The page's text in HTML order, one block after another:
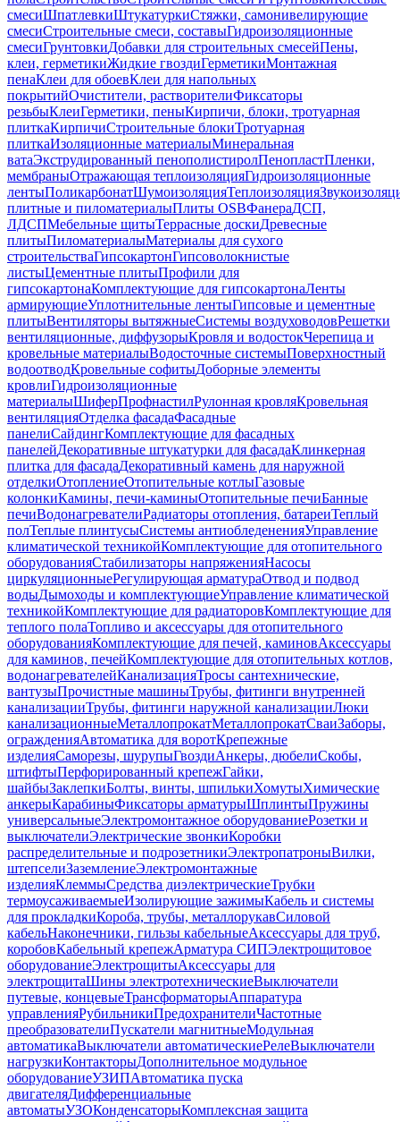
смесиШпатлевкиШтукатуркиСтяжки, самонивелирующие
смесиСтроительные смеси, составыГидроизоляционные
смесиГрунтовкиДобавки для строительных смесейПены,
клеи, герметикиЖидкие гвоздиГерметикиМонтажная
пенаКлеи для обоевКлеи для напольных
покрытийОчистители, растворителиФиксаторы
резьбыКлеиГерметики, пеныКирпичи, блоки, тротуарная
плиткаКирпичиСтроительные блокиТротуарная
плиткаИзоляционные материалыМинеральная
ватаЭкструдированный пенополистиролПенопластПленки,
мембраныОтражающая теплоизоляцияГидроизоляционные
лентыПоликарбонатШумоизоляцияТеплоизоляция
плитные и пиломатериалыПлиты OSBФанераДСП,
ЛДСПМебельные щитыТеррасные доскиДревесные
плитыПиломатериалыМатериалы для сухого
строительстваГипсокартонГипсоволокнистые
листыЦементные плитыПрофили для
гипсокартонаКомплектующие для гипсокартонаЛенты
армирующиеУплотнительные лентыГипсовые и цементные
плитыВентиляторы вытяжныеСистемы воздуховодовРешетки
вентиляционные, диффузорыКровля и водостокЧерепица и
кровельные материалыВодосточные системыПоверхностный
водоотводКровельные софитыДоборные элементы
кровлиГидроизоляционные
материалыШиферПрофнастилРулонная кровляКровельная
вентиляцияОтделка фасадаФасадные
панелиСайдингКомплектующие для фасадных
панелейДекоративные штукатурки для фасадаКлинкерная
плитка для фасадаДекоративный камень для наружной
отделкиОтоплениеОтопительные котлыГазовые
колонкиКамины, печи-каминыОтопительные печиБанные
печиВодонагревателиРадиаторы отопления, батареиТеплый
полТеплые плинтусыСистемы антиобледененияУправление
климатической техникойКомплектующие для отопительного
оборудованияСтабилизаторы напряженияНасосы
циркуляционныеРегулирующая арматураОтвод и подвод
водыДымоходы и комплектующиеУправление климатической
техникойКомплектующие для радиаторовКомплектующие для
теплого полаТопливо и аксессуары для отопительного
оборудованияКомплектующие для печей, каминовАксессуары
для каминов, печейКомплектующие для отопительных котлов,
водонагревателейКанализацияТросы сантехнические,
вантузыПрочистные машиныТрубы, фитинги внутренней
канализацииТрубы, фитинги наружной канализацииЛюки
канализационныеМеталлопрокатМеталлопрокатСваиЗаборы,
огражденияАвтоматика для воротКрепежные
изделияСаморезы, шурупыГвоздиАнкеры, дюбелиСкобы,
штифтыПерфорированный крепежГайки,
шайбыЗаклепкиБолты, винты, шпилькиХомутыХимические
анкерыКарабиныФиксаторы арматурыШплинтыПружины
универсальныеЭлектромонтажное оборудованиеРозетки и
выключателиЭлектрические звонкиКоробки
распределительные и подрозетникиЭлектропатроныВилки,
штепселиЗаземлениеЭлектромонтажные
изделияКлеммыСредства диэлектрическиеТрубки
термоусаживаемыеИзолирующие зажимыКабель и системы
для прокладкиКороба, трубы, металлорукавСиловой
кабельНаконечники, гильзы кабельныеАксессуары для труб,
коробовКабельный крепежАрматура СИПЭлектрощитовое
оборудованиеЭлектрощитыАксессуары для
электрощитаШины электротехническиеВыключатели
путевые, концевыеТрансформаторыАппаратура
управленияРубильникиПредохранителиЧастотные
преобразователиПускатели магнитныеМодульная
автоматикаВыключатели автоматическиеРелеВыключатели
нагрузкиКонтакторыДополнительное модульное
оборудованиеУЗИПАвтоматика пуска
двигателяДифференциальные
автоматыУЗОКонденсаторыКомплексная защита